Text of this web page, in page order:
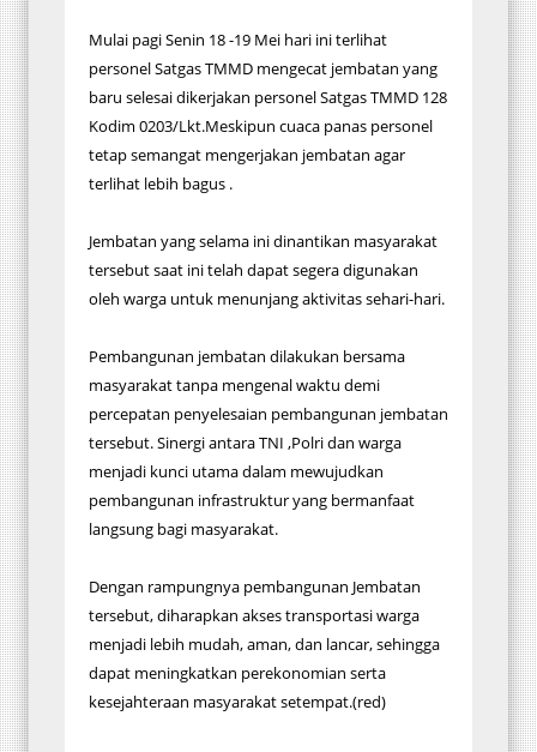
Mulai pagi Senin 18 -19 Mei hari ini terlihat
personel Satgas TMMD mengecat jembatan yang
baru selesai dikerjakan personel Satgas TMMD 128
Kodim 0203/Lkt.Meskipun cuaca panas personel
tetap semangat mengerjakan jembatan agar
terlihat lebih bagus .
Jembatan yang selama ini dinantikan masyarakat
tersebut saat ini telah dapat segera digunakan
oleh warga untuk menunjang aktivitas sehari-hari.
Pembangunan jembatan dilakukan bersama
masyarakat tanpa mengenal waktu demi
percepatan penyelesaian pembangunan jembatan
tersebut. Sinergi antara TNI ,Polri dan warga
menjadi kunci utama dalam mewujudkan
pembangunan infrastruktur yang bermanfaat
langsung bagi masyarakat.
Dengan rampungnya pembangunan Jembatan
tersebut, diharapkan akses transportasi warga
menjadi lebih mudah, aman, dan lancar, sehingga
dapat meningkatkan perekonomian serta
kesejahteraan masyarakat setempat.(red)